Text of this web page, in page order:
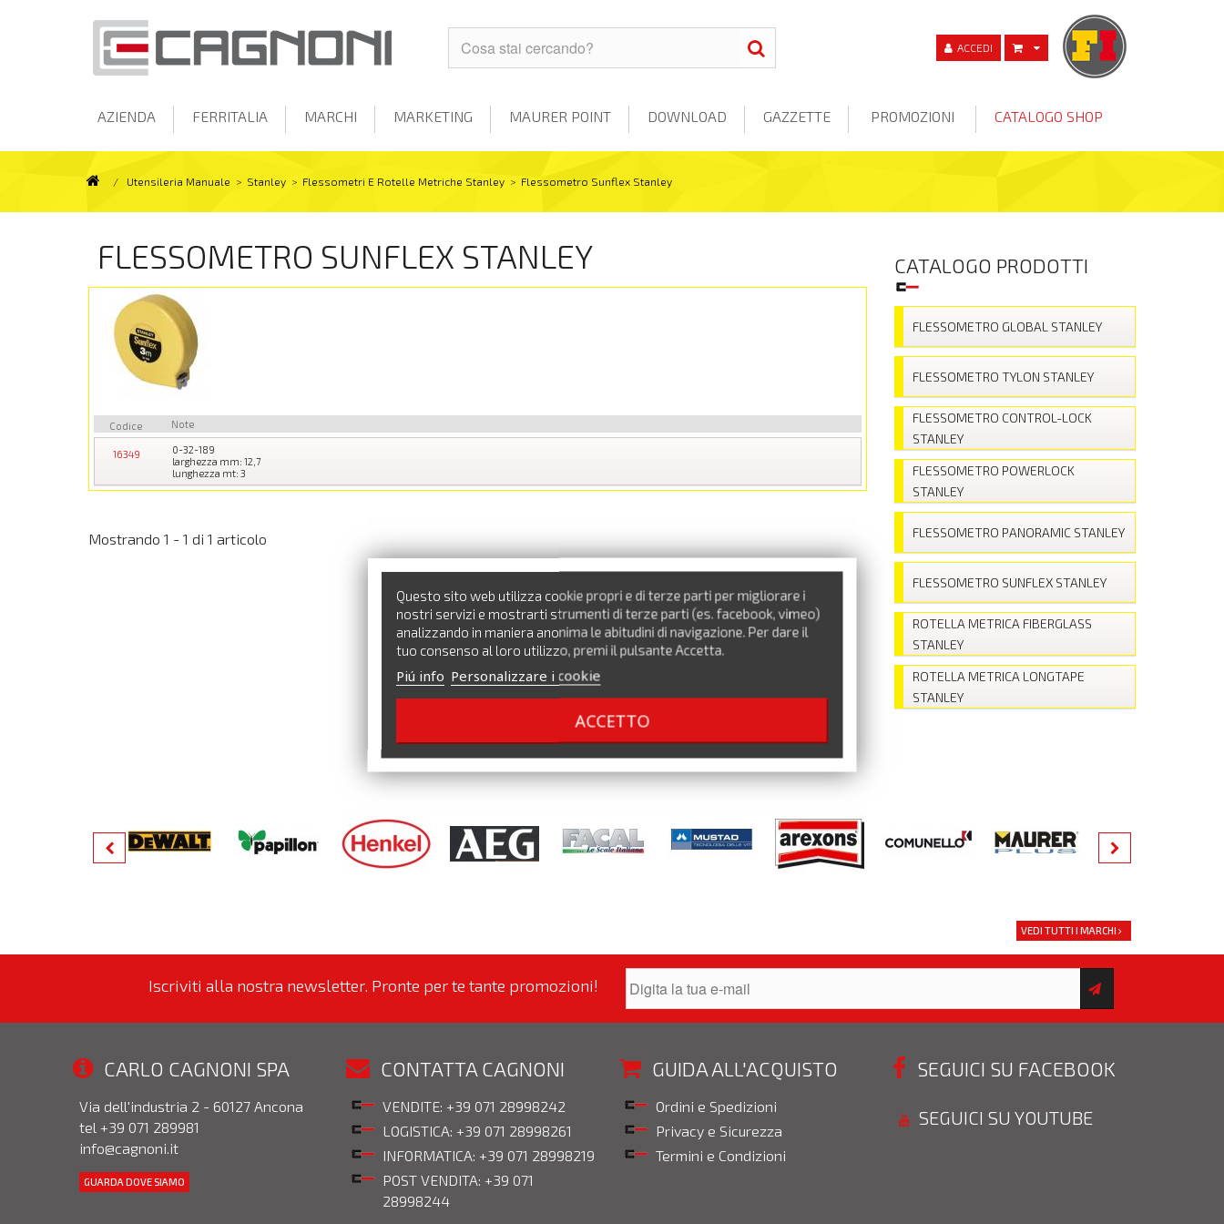
ACCEDI
AZIENDA FERRITALIA MARCHI MARKETING MAURER POINT DOWNLOAD GAZZETTE PROMOZIONI CATALOGO SHOP
/ Utensileria Manuale > Stanley > Flessometri E Rotelle Metriche Stanley > Flessometro Sunflex Stanley
FLESSOMETRO SUNFLEX STANLEY
Codice Note
16349
0-32-189
larghezza mm: 12,7
lunghezza mt: 3
Mostrando 1 - 1 di 1 articolo
CATALOGO PRODOTTI
FLESSOMETRO GLOBAL STANLEY
FLESSOMETRO TYLON STANLEY
FLESSOMETRO CONTROL-LOCK
STANLEY
FLESSOMETRO POWERLOCK
STANLEY
FLESSOMETRO PANORAMIC STANLEY
FLESSOMETRO SUNFLEX STANLEY
ROTELLA METRICA FIBERGLASS
STANLEY
ROTELLA METRICA LONGTAPE
STANLEY
VEDI TUTTI I MARCHI
Iscriviti alla nostra newsletter. Pronte per te tante promozioni!
Questo sito web utilizza cookie propri e di terze parti per migliorare i
nostri servizi e mostrarti strumenti di terze parti (es. facebook, vimeo)
analizzando in maniera anonima le abitudini di navigazione. Per dare il
tuo consenso al loro utilizzo, premi il pulsante Accetta.
Piú info Personalizzare i cookie
ACCETTO
CARLO CAGNONI SPA
Via dell'industria 2 - 60127 Ancona
tel +39 071 289981
info@cagnoni.it
GUARDA DOVE SIAMO
CONTATTA CAGNONI
VENDITE: +39 071 28998242
LOGISTICA: +39 071 28998261
INFORMATICA: +39 071 28998219
POST VENDITA: +39 071
28998244
GUIDA ALL'ACQUISTO
Ordini e Spedizioni
Privacy e Sicurezza
Termini e Condizioni
SEGUICI SU FACEBOOK
SEGUICI SU YOUTUBE